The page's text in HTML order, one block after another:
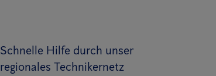
Schnelle Hilfe durch unser
regionales Technikernetz